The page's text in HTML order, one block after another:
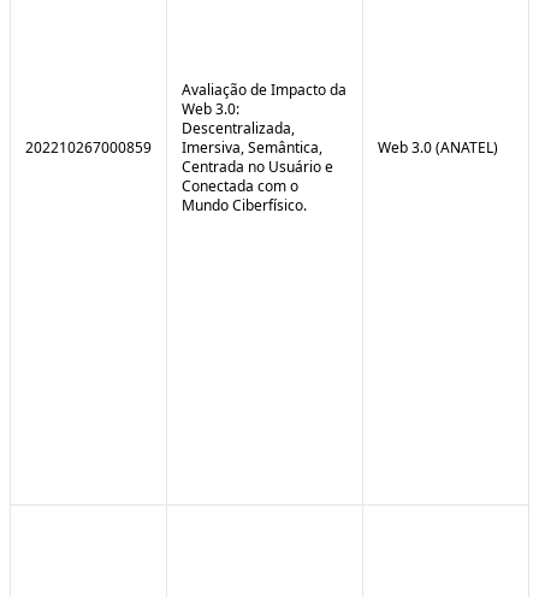
202210267000859
Avaliação de Impacto da
Web 3.0:
Descentralizada,
Imersiva, Semântica,
Centrada no Usuário e
Conectada com o
Mundo Ciberfísico.
Web 3.0 (ANATEL)